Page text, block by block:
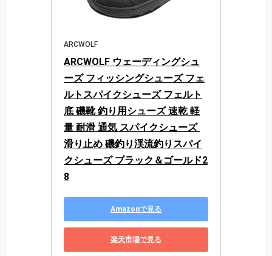
ARCWOLF
ARCWOLF ウェーディングシュ
ーズ フィッシングシューズ フェ
ルトスパイクシューズ フェルト
底 磯靴 釣り用シューズ 速乾 軽
量 耐滑 通気 スパイクシューズ
滑り止め 磯釣り渓流釣りスパイ
クシューズ ブラック＆ゴールド2
8
Amazonで見る
楽天市場で見る